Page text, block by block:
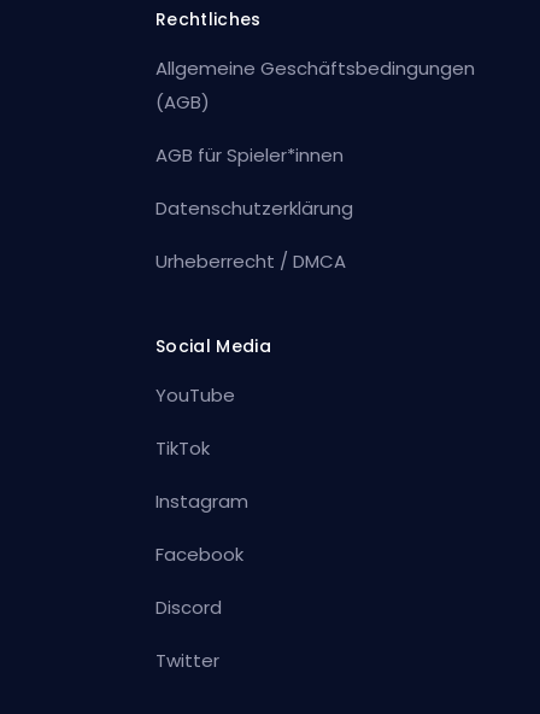
Rechtliches
Allgemeine Geschäftsbedingungen
(AGB)
AGB für Spieler*innen
Datenschutzerklärung
Urheberrecht / DMCA
Social Media
YouTube
TikTok
Instagram
Facebook
Discord
Twitter